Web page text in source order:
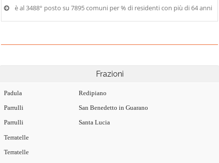
è al 3488° posto su 7895 comuni per % di residenti con più di 64 anni
Frazioni
Padula
Parrulli
Parrulli
Redipiano
San Benedetto in Guarano
Santa Lucia
Terratelle
Terratelle